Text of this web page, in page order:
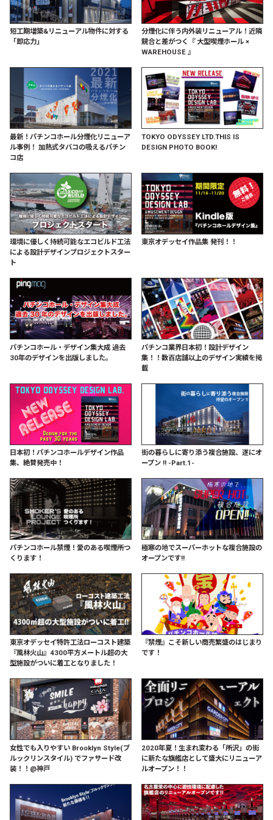
短工期増築&リニューアル物件に対する
「即応力」
分煙化に伴う内外装リニューアル！近隣
競合と差がつく『 大型喫煙ホール ×
WAREHOUSE 』
最新！パチンコホール分煙化リニューア
ル事例！ 加熱式タバコの吸えるパチン
コ店
TOKYO ODYSSEY LTD.THIS IS
DESIGN PHOTO BOOK!
環境に優しく持続可能なエコビルド工法
による設計デザインプロジェクトスター
ト
東京オデッセイ作品集 発刊！！
パチンコホール・デザイン集大成 過去
30年のデザインを出版しました。
パチンコ業界日本初！設計デザイン
集！！数百店舗以上のデザイン実績を掲
載
日本初！パチンコホールデザイン作品
集、絶賛発売中！
街の暮らしに寄り添う複合施設、遂にオ
ープン !! -Part.1-
パチンコホール禁煙！愛のある喫煙所つ
くります！
極寒の地でスーパーホットな複合施設の
オープンです!!
東京オデッセイ特許工法ローコスト建築
『風林火山』4300平方メートル超の大
型施設がついに着工となりました！
『禁煙』こそ新しい商売繁盛のはじまり
です！
女性でも入りやすい Brooklyn Style(ブ
ルックリンスタイル) でファサード改
装！！@神戸
2020年夏！生まれ変わる「所沢」の街
に新たな旗艦店として盛大にリニューア
ルオープン！！